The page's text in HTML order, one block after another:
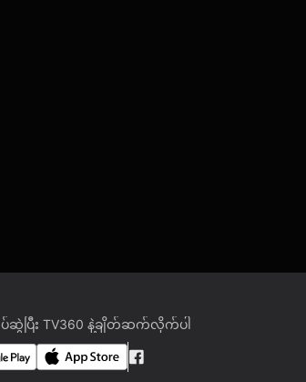
ပြီး TV360 နဲ့ချိတ်ဆက်လိုက်ပါ